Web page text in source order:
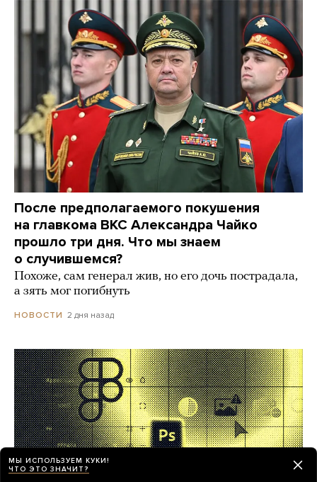
После предполагаемого покушения
на главкома ВКС Александра Чайко
прошло три дня. Что мы знаем
о случившемся?
Похоже, сам генерал жив, но его дочь пострадала,
а зять мог погибнуть
НОВОСТИ 2 дня назад
МЫ ИСПОЛЬЗУЕМ КУКИ!
ЧТО ЭТО ЗНАЧИТ?